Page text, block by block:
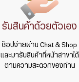
รับสินค้าด้วยตัวเอง
ช็อปง่ายผ่าน Chat & Shop
และมารับสินค้าที่หน้าสาขาได้
ตามความสะดวกของท่าน